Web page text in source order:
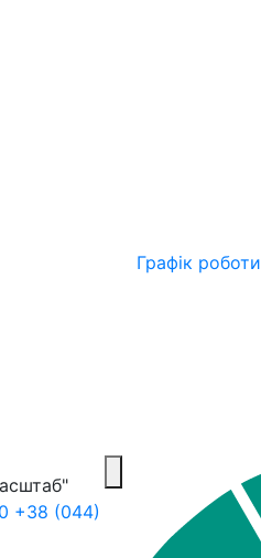
+38 (044)
Графік роботи